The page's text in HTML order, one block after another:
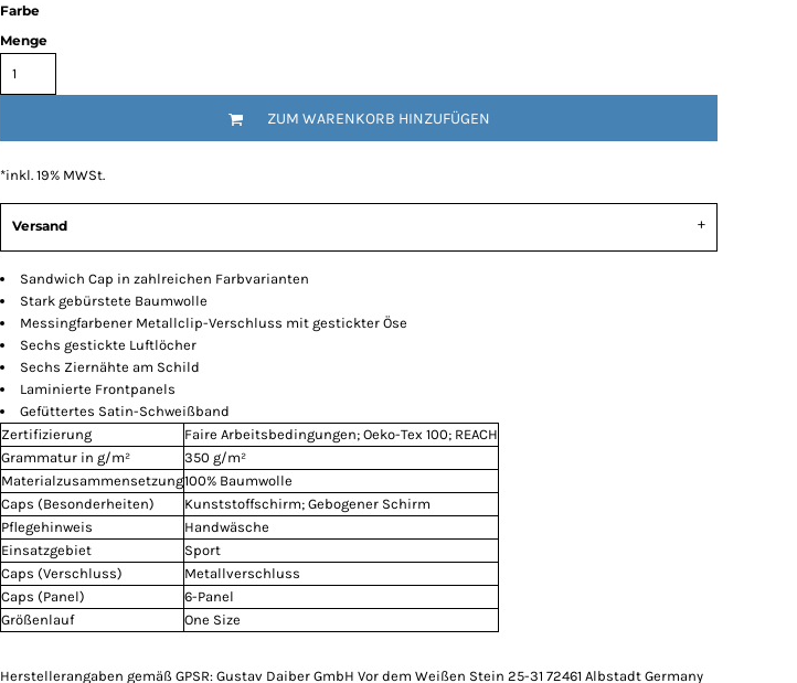
Farbe
Menge
ZUM WARENKORB HINZUFÜGEN
*inkl. 19% MWSt.
Versand
Sandwich Cap in zahlreichen Farbvarianten
Stark gebürstete Baumwolle
Messingfarbener Metallclip-Verschluss mit gestickter Öse
Sechs gestickte Luftlöcher
Sechs Ziernähte am Schild
Laminierte Frontpanels
Gefüttertes Satin-Schweißband
Zertifizierung
Faire Arbeitsbedingungen; Oeko-Tex 100; REACH
Grammatur in g/m²
350 g/m²
Materialzusammensetzung100% Baumwolle
Caps (Besonderheiten)
Kunststoffschirm; Gebogener Schirm
Pflegehinweis
Handwäsche
Einsatzgebiet
Sport
Caps (Verschluss)
Metallverschluss
Caps (Panel)
6-Panel
Größenlauf
One Size
Herstellerangaben gemäß GPSR: Gustav Daiber GmbH Vor dem Weißen Stein 25-31 72461 Albstadt Germany